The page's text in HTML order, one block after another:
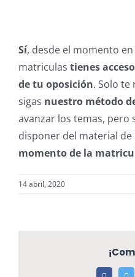
Sí, desde el momento
matriculas tienes
de tu oposición. Solo te
sigas nuestro método
avanzar los temas, pero
disponer del material de
momento de la
14 abril, 2020